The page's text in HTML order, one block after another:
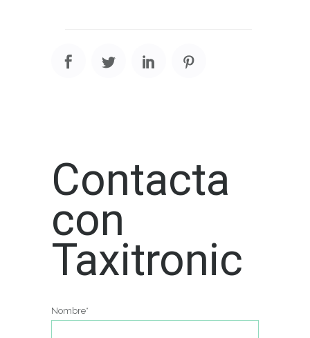
Contacta
con
Taxitronic
Nombre*